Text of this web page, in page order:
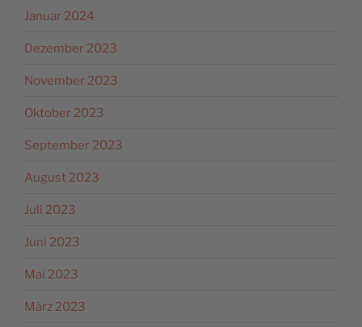
Januar 2024
Dezember 2023
November 2023
Oktober 2023
September 2023
August 2023
Juli 2023
Juni 2023
Mai 2023
März 2023